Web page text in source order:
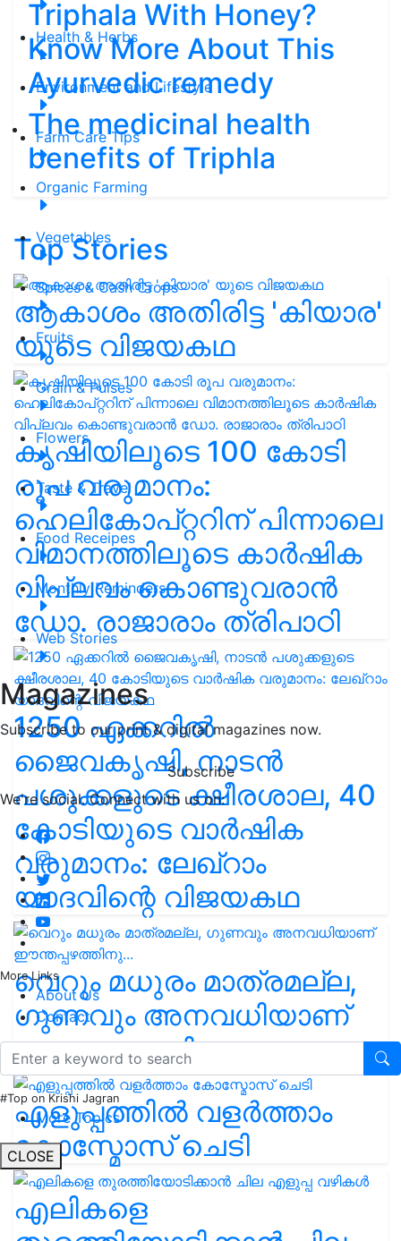
Health & Herbs
Environment and Lifestyle
Farm Care Tips
Organic Farming
Vegetables
Spices & Cash Crops
Fruits
Grain & Pulses
Flowers
Taste & Travel
Food Receipes
Monthly Reminders
Web Stories
Magazines
Subscribe to our print & digital magazines now.
Subscribe
We're social. Connect with us on:
More Links
About Us
Contact
#Top on Krishi Jagran
More Topics
CLOSE
Triphala With Honey?
Know More About This
Ayurvedic remedy
The medicinal health
benefits of Triphla
Top Stories
ആകാശം അതിരിട്ട 'കിയാര'
യുടെ വിജയകഥ
കൃഷിയിലൂടെ 100 കോടി
രൂപ വരുമാനം:
ഹെലികോപ്റ്ററിന് പിന്നാലെ
വിമാനത്തിലൂടെ കാർഷിക
വിപ്ലവം കൊണ്ടുവരാൻ
ഡോ. രാജാരാം ത്രിപാഠി
1250 ഏക്കറിൽ
ജൈവകൃഷി, നാടൻ
പശുക്കളുടെ ക്ഷീരശാല, 40
കോടിയുടെ വാർഷിക
വരുമാനം: ലേഖ്‌റാം
യാദവിന്റെ വിജയകഥ
വെറും മധുരം മാത്രമല്ല,
ഗുണവും അനവധിയാണ്
ഈന്തപ്പഴത്തിനു...
എളുപ്പത്തിൽ വളർത്താം
കോസ്മോസ് ചെടി
എലികളെ